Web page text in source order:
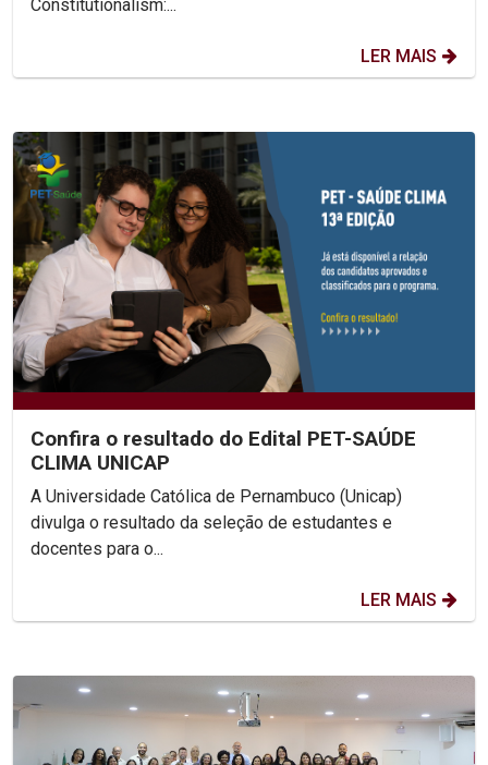
Constitutionalism:...
LER MAIS
Confira o resultado do Edital PET-SAÚDE
CLIMA UNICAP
A Universidade Católica de Pernambuco (Unicap)
divulga o resultado da seleção de estudantes e
docentes para o...
LER MAIS